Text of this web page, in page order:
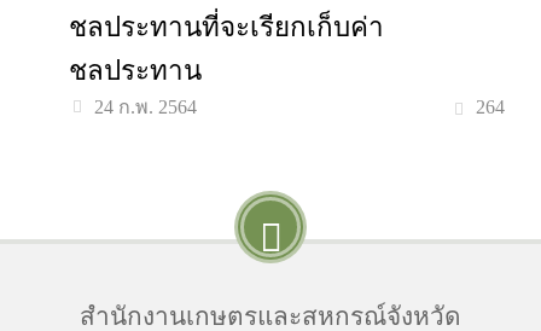
ชลประทานที่จะเรียกเก็บค่า
ชลประทาน
24 ก.พ. 2564 264
สำนักงานเกษตรและสหกรณ์จังหวัด